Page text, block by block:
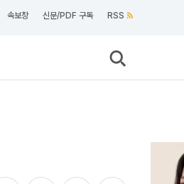
속보창 신문/PDF 구독 RSS